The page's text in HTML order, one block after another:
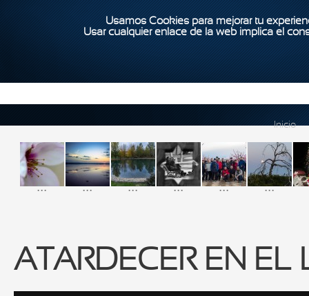
Usamos Cookies para mejorar tu
Usar cualquier enlace de la web implica el
Inicio
... ... ... ... ... ...
ATARDECER EN EL